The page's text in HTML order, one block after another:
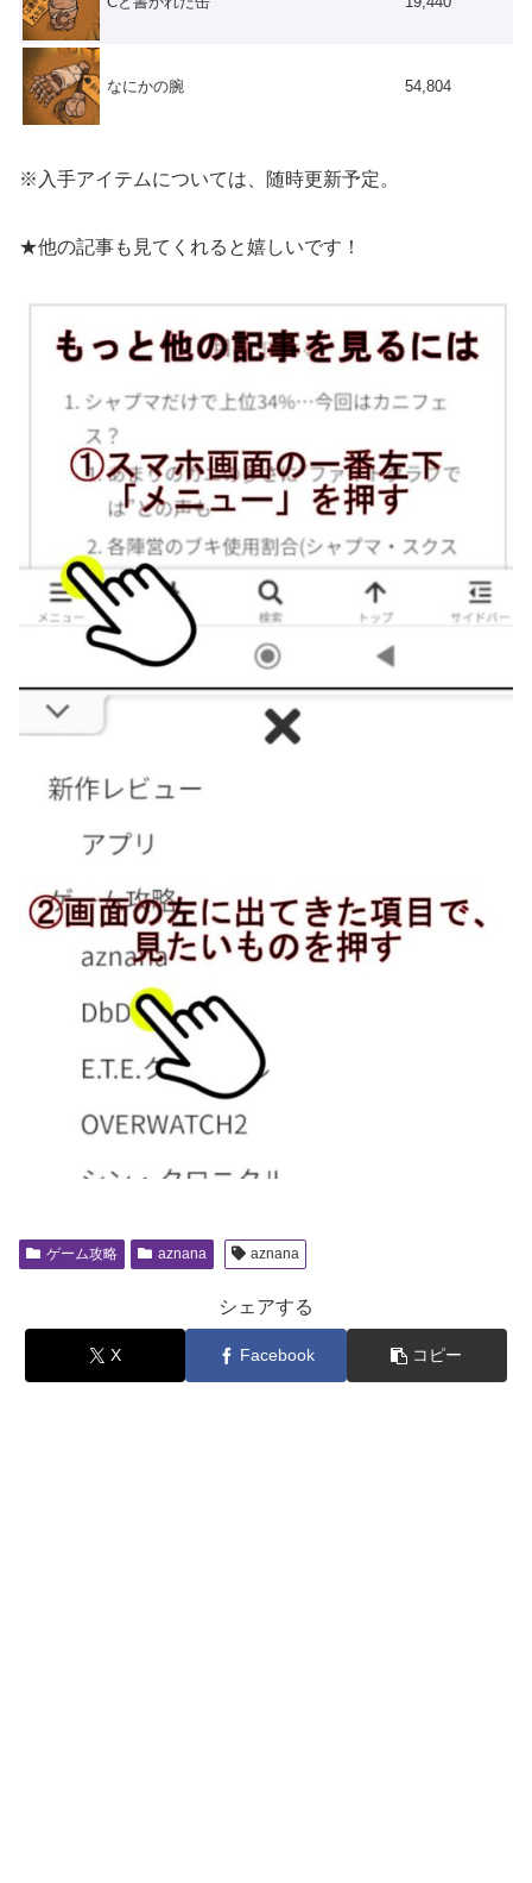
なにかの腕 54,804
※入手アイテムについては、随時更新予定。
★他の記事も見てくれると嬉しいです！
ゲーム攻略 aznana aznana
シェアする
X Facebook コピー